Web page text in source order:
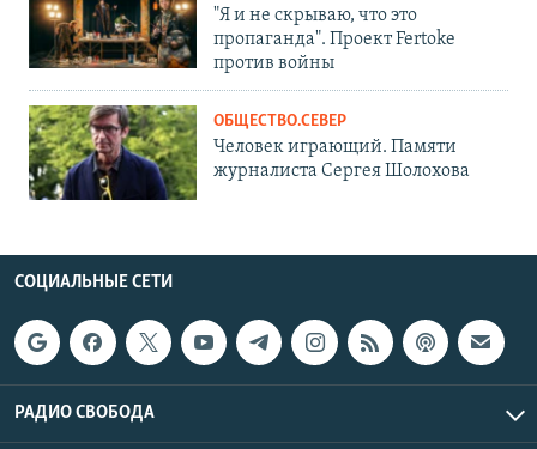
"Я и не скрываю, что это
пропаганда". Проект Fertoke
против войны
ОБЩЕСТВО.СЕВЕР
Человек играющий. Памяти
журналиста Сергея Шолохова
СОЦИАЛЬНЫЕ СЕТИ
РАДИО СВОБОДА